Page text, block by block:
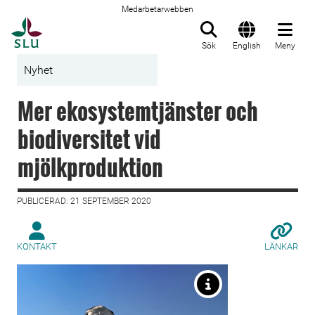
Medarbetarwebben
Sök English Meny
Nyhet
Mer ekosystemtjänster och
biodiversitet vid
mjölkproduktion
PUBLICERAD: 21 SEPTEMBER 2020
KONTAKT LÄNKAR